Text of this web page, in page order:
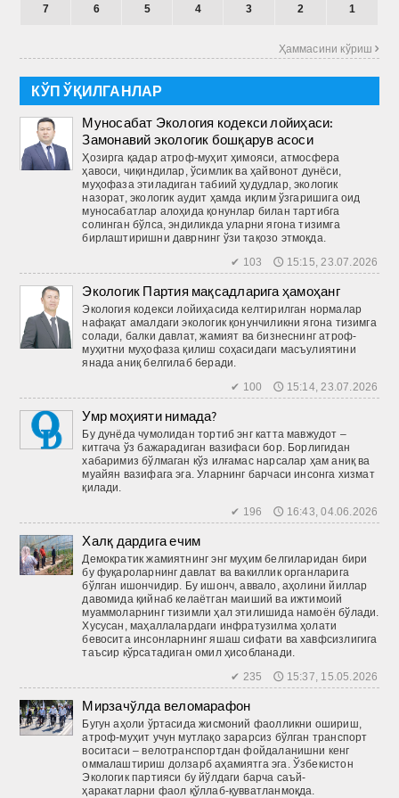
7 6 5 4 3 2 1
Ҳаммасини кўриш 
КЎП ЎҚИЛГАНЛАР
Муносабат Экология кодекси лойиҳаси:
Замонавий экологик бошқарув асоси
Ҳозирга қадар атроф-муҳит ҳимояси, атмосфера
ҳавоси, чиқиндилар, ўсимлик ва ҳайвонот дунёси,
муҳофаза этиладиган табиий ҳудудлар, экологик
назорат, экологик аудит ҳамда иқлим ўзгаришига оид
муносабатлар алоҳида қонунлар билан тартибга
солинган бўлса, эндиликда уларни ягона тизимга
бирлаштиришни даврнинг ўзи тақозо этмоқда.
✔ 103 🕔 15:15, 23.07.2026
Экологик Партия мақсадларига ҳамоҳанг
Экология кодекси лойиҳасида келтирилган нормалар
нафақат амалдаги экологик қонунчиликни ягона тизимга
солади, балки давлат, жамият ва бизнеснинг атроф-
муҳитни муҳофаза қилиш соҳасидаги масъ­улиятини
янада аниқ белгилаб беради.
✔ 100 🕔 15:14, 23.07.2026
Умр моҳияти нимада?
Бу дунёда чумолидан тортиб энг катта мавжудот –
китгача ўз бажарадиган вазифаси бор. Борлигидан
хабаримиз бўлмаган кўз илғамас нарсалар ҳам аниқ ва
муайян вазифага эга. Уларнинг барчаси инсонга хизмат
қилади.
✔ 196 🕔 16:43, 04.06.2026
Халқ дардига ечим
Демократик жамиятнинг энг муҳим белгиларидан бири
бу фуқароларнинг давлат ва вакиллик органларига
бўлган ишончидир. Бу ишонч, аввало, аҳолини йиллар
давомида қийнаб келаётган маиший ва ижтимоий
муаммоларнинг тизимли ҳал этилишида намоён бўлади.
Хусусан, маҳаллалардаги инфратузилма ҳолати
бевосита инсонларнинг яшаш сифати ва хавфсизлигига
таъсир кўрсатадиган омил ҳисобланади.
✔ 235 🕔 15:37, 15.05.2026
Мирзачўлда веломарафон
Бугун аҳоли ўртасида жисмоний фаолликни ошириш,
атроф-муҳит учун мутлақо зарарсиз бўлган транспорт
воситаси – велотранспортдан фойдаланишни кенг
оммалаштириш долзарб аҳамиятга эга. Ўзбекистон
Экологик партияси бу йўлдаги барча саъй-
ҳаракатларни фаол қўллаб-қувватланмоқда.